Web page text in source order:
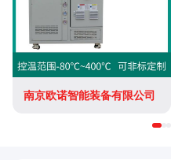
南京欧诺智能装备有限公司